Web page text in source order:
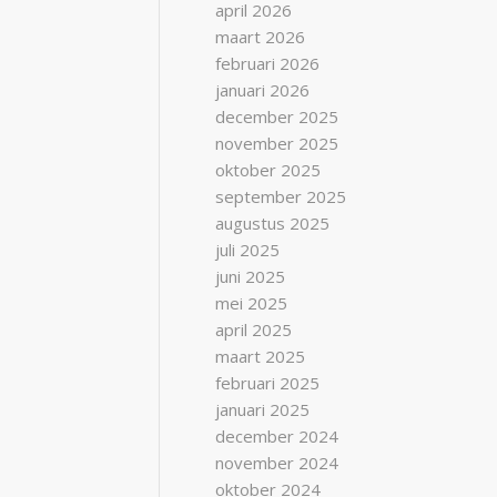
april 2026
maart 2026
februari 2026
januari 2026
december 2025
november 2025
oktober 2025
september 2025
augustus 2025
juli 2025
juni 2025
mei 2025
april 2025
maart 2025
februari 2025
januari 2025
december 2024
november 2024
oktober 2024